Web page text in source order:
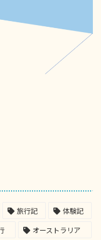
旅行記
体験記
オーストラリア